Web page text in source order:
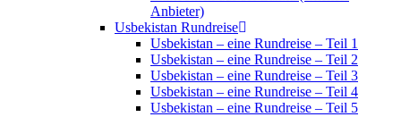
Anbieter)
Usbekistan Rundreise
Usbekistan – eine Rundreise – Teil 1
Usbekistan – eine Rundreise – Teil 2
Usbekistan – eine Rundreise – Teil 3
Usbekistan – eine Rundreise – Teil 4
Usbekistan – eine Rundreise – Teil 5